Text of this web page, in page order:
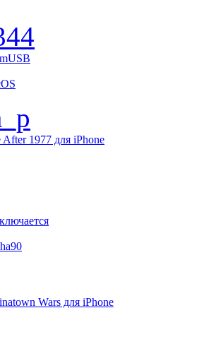
After 1977 для iPhone
Wars для iPhone